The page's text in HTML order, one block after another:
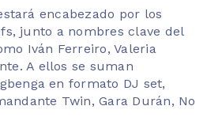
encabezado por los
, junto a nombres clave del
Iván Ferreiro,Valeria
. A ellos se suman
en formato DJ set,
Twin, Gara Durán, No